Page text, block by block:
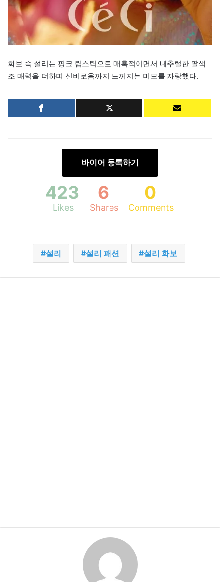
화보 속 설리는 핑크 립스틱으로 매혹적이면서 내추럴한 팔색
조 매력을 더하며 신비로움까지 느껴지는 미모를 자랑했다.
바이어 등록하기
423
Likes
6
Shares
0
Comments
설리 설리 패션 설리 화보